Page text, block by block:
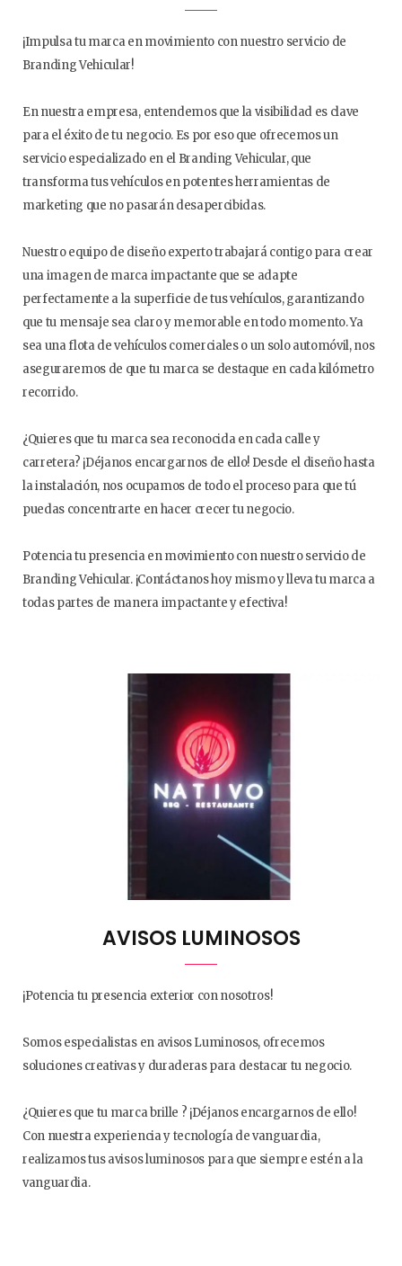
¡Impulsa tu marca en movimiento con nuestro servicio de
Branding Vehicular!
En nuestra empresa, entendemos que la visibilidad es clave
para el éxito de tu negocio. Es por eso que ofrecemos un
servicio especializado en el Branding Vehicular, que
transforma tus vehículos en potentes herramientas de
marketing que no pasarán desapercibidas.
Nuestro equipo de diseño experto trabajará contigo para crear
una imagen de marca impactante que se adapte
perfectamente a la superficie de tus vehículos, garantizando
que tu mensaje sea claro y memorable en todo momento. Ya
sea una flota de vehículos comerciales o un solo automóvil, nos
aseguraremos de que tu marca se destaque en cada kilómetro
recorrido.
¿Quieres que tu marca sea reconocida en cada calle y
carretera? ¡Déjanos encargarnos de ello! Desde el diseño hasta
la instalación, nos ocupamos de todo el proceso para que tú
puedas concentrarte en hacer crecer tu negocio.
Potencia tu presencia en movimiento con nuestro servicio de
Branding Vehicular. ¡Contáctanos hoy mismo y lleva tu marca a
todas partes de manera impactante y efectiva!
AVISOS LUMINOSOS
¡Potencia tu presencia exterior con nosotros!
Somos especialistas en avisos Luminosos, ofrecemos
soluciones creativas y duraderas para destacar tu negocio.
¿Quieres que tu marca brille ? ¡Déjanos encargarnos de ello!
Con nuestra experiencia y tecnología de vanguardia,
realizamos tus avisos luminosos para que siempre estén a la
vanguardia.